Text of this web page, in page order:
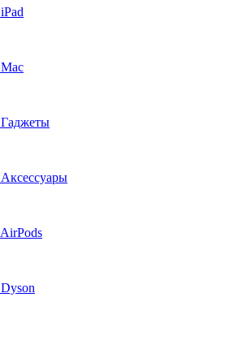
iPad
Mac
Гаджеты
Аксессуары
AirPods
Dyson